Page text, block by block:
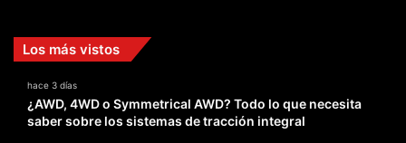
Los más vistos
hace 3 días
¿AWD, 4WD o Symmetrical AWD? Todo lo que necesita
saber sobre los sistemas de tracción integral